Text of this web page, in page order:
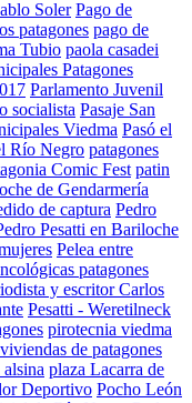
Soler Pago de
patagones pago de
Tubio paola casadei
Patagones
Parlamento Juvenil
socialista Pasaje San
Viedma Pasó el
Río Negro patagones
Comic Fest patin
de Gendarmería
de captura Pedro
Pesatti en Bariloche
Pelea entre
patagones
y escritor Carlos
Pesatti - Weretilneck
pirotecnia viedma
de patagones
alsina plaza Lacarra de
Deportivo Pocho León